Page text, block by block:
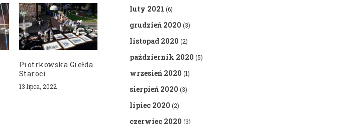
Piotrkowska Giełda
Staroci
13 lipca, 2022
luty 2021 (6)
grudzień 2020 (3)
listopad 2020 (2)
październik 2020 (5)
wrzesień 2020 (1)
sierpień 2020 (3)
lipiec 2020 (2)
czerwiec 2020 (3)